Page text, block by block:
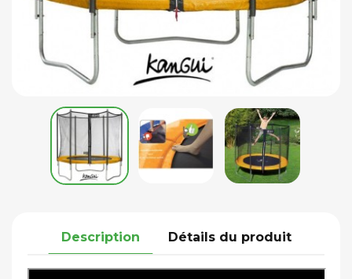
Description Détails du produit